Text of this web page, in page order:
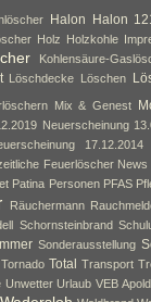
Halon Halon
Holz Holzkohle
Kohlensäure-
Löschdecke Löschen
Mix & Genest
Neuerscheinung
17.12.2014
Feuerlöscher News
Patina Personen PFAS
Räuchermann
Schornsteinbrand
Sonderausstellung
Tornado Total Transport
Unwetter Urlaub VEB